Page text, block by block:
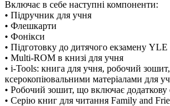
Включає в себе наступні компоненти:
• Підручник для учня
• Флешкарти
• Фонікси
• Підготовку до дитячого екзамену YLE
• Multi-ROM в книзі для учня
• i-Tools: книга для учня, робочий зошит,
ксерокопіювальними матеріалами для
• Робочий зошит, що включає
• Серію книг для читання Family and